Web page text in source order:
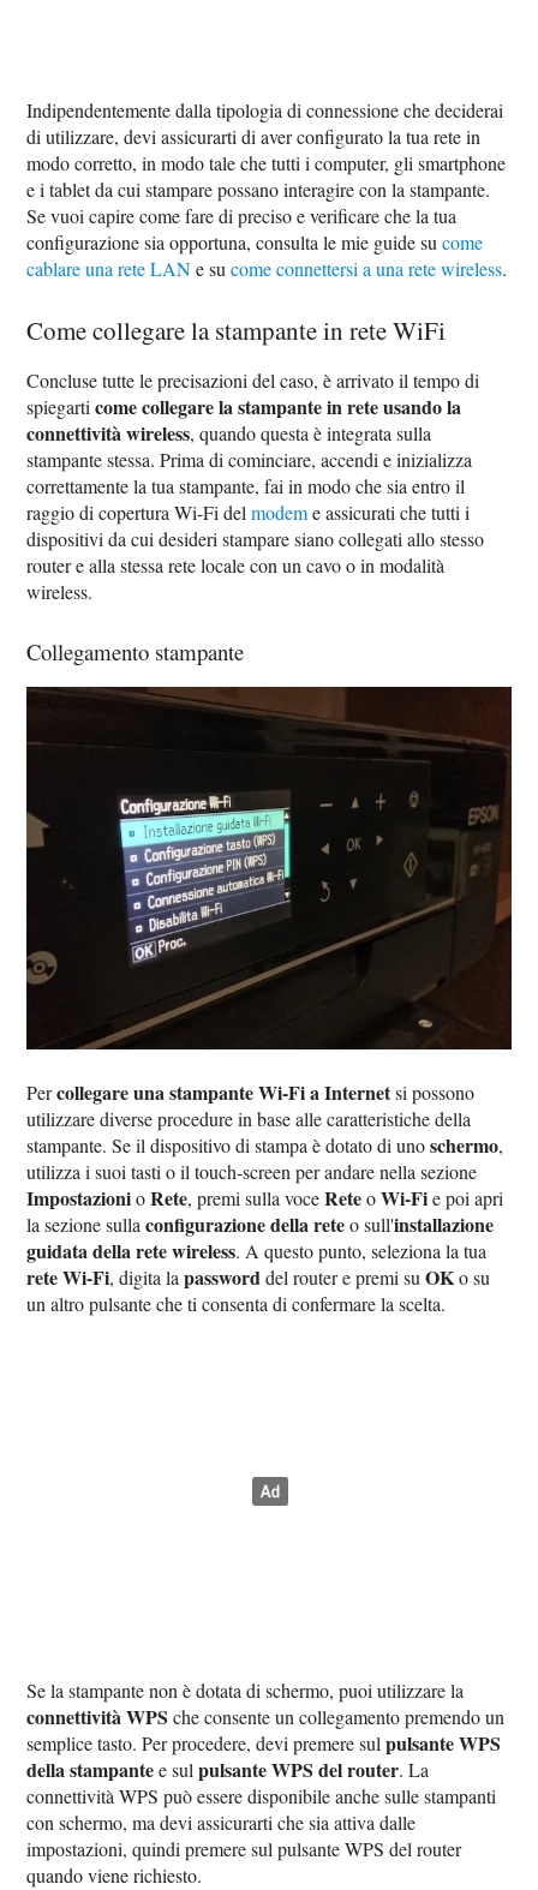
Indipendentemente dalla tipologia di connessione che deciderai
di utilizzare, devi assicurarti di aver configurato la tua rete in
modo corretto, in modo tale che tutti i computer, gli smartphone
e i tablet da cui stampare possano interagire con la stampante.
Se vuoi capire come fare di preciso e verificare che la tua
configurazione sia opportuna, consulta le mie guide sucome
cablare una rete LANe sucome connettersi a una rete wireless.
Come collegare la stampante in rete WiFi
Concluse tutte le precisazioni del caso, è arrivato il tempo di
spiegarticome collegare la stampante in rete usando la
connettività wireless, quando questa è integrata sulla
stampante stessa. Prima di cominciare, accendi e inizializza
correttamente la tua stampante, fai in modo che sia entro il
raggio di copertura Wi-Fi delmodeme assicurati che tutti i
dispositivi da cui desideri stampare siano collegati allo stesso
router e alla stessa rete locale con un cavo o in modalità
wireless.
Collegamento stampante
Percollegare una stampante Wi-Fi a Internetsi possono
utilizzare diverse procedure in base alle caratteristiche della
stampante. Se il dispositivo di stampa è dotato di unoschermo,
utilizza i suoi tasti o il touch-screen per andare nella sezione
ImpostazionioRete, premi sulla voceReteoWi-Fie poi apri
la sezione sullaconfigurazione della reteo sull'installazione
guidata della rete wireless. A questo punto, seleziona la tua
rete Wi-Fi, digita lapassworddel router e premi suOKo su
un altro pulsante che ti consenta di confermare la scelta.
Se la stampante non è dotata di schermo, puoi utilizzare la
connettività WPS che consente un collegamento premendo un
semplice tasto. Per procedere, devi premere sulpulsante WPS
della stampantee sulpulsante WPS del router. La
connettività WPS può essere disponibile anche sulle stampanti
con schermo, ma devi assicurarti che sia attiva dalle
impostazioni, quindi premere sul pulsante WPS del router
quando viene richiesto.